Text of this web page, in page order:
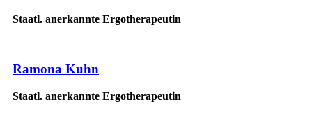
Staatl. anerkannte Ergotherapeutin
Ramona Kuhn
Staatl. anerkannte Ergotherapeutin